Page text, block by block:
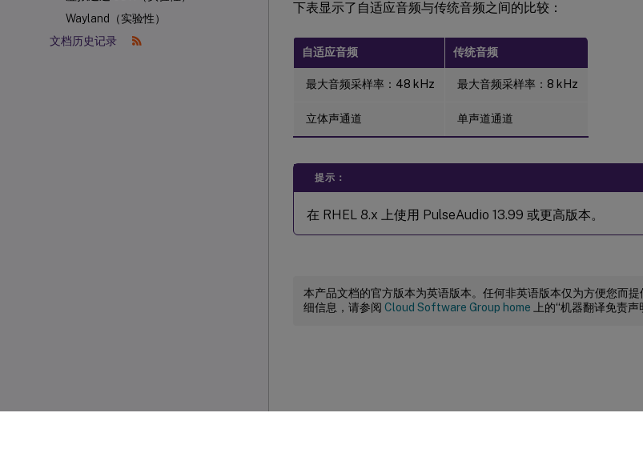
Wayland（实验性）
文档历史记录
下表显示了自适应音频与传统音频之间的比较：
自适应音频 传统音频
最大音频采样率：48 kHz 最大音频采样率：8 kHz
立体声通道 单声道通道
提示：
在 RHEL 8.x 上使用 PulseAudio 13.99 或更高版本。
本产品文档的官方版本为英语版本。任何非英语版本仅为方便您而
细信息，请参阅 Cloud Software Group home 上的“机器翻译免责声